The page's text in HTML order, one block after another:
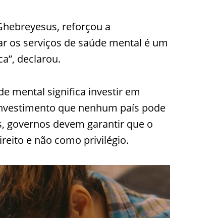
reforçou a
os serviços de saúde mental é um
declarou.
mental significa investir em
que nenhum país pode
governos devem garantir que o
e não como privilégio.